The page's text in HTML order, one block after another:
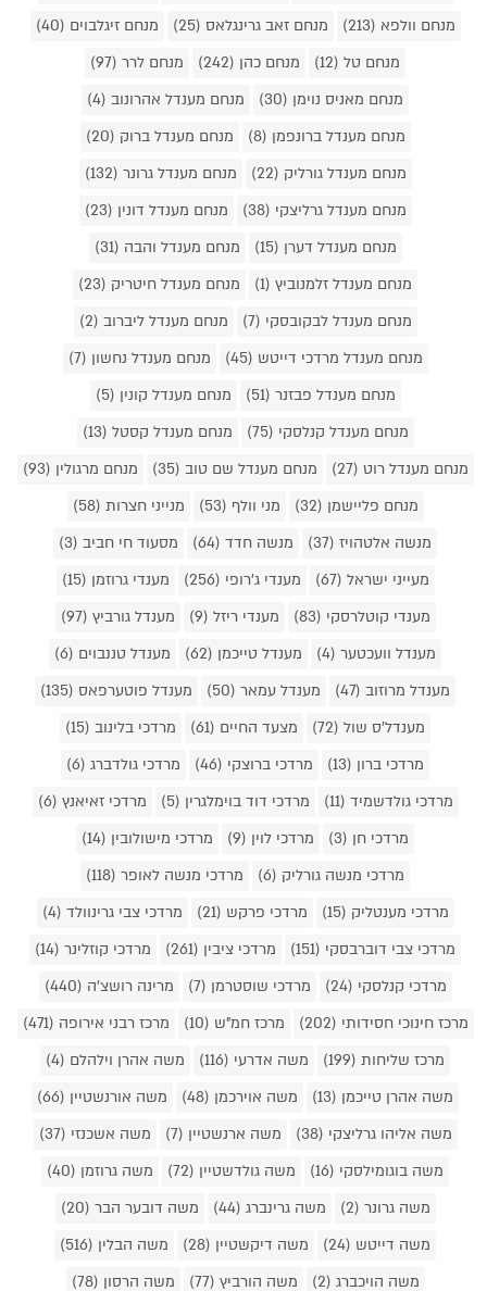
מנחם וולפא (213)
מנחם זאב גרינגלאס (25)
מנחם זיגלבוים (40)
מנחם טל (12)
מנחם כהן (242)
מנחם לרר (97)
מנחם מאניס נוימן (30)
מנחם מענדל אהרונוב (4)
מנחם מענדל ברונפמן (8)
מנחם מענדל ברוק (20)
מנחם מענדל גורליק (22)
מנחם מענדל גרונר (132)
מנחם מענדל גרליצקי (38)
מנחם מענדל דונין (23)
מנחם מענדל דערן (15)
מנחם מענדל והבה (31)
מנחם מענדל זלמנוביץ (1)
מנחם מענדל חיטריק (23)
מנחם מענדל לבקובסקי (7)
מנחם מענדל ליברוב (2)
מנחם מענדל מרדכי דייטש (45)
מנחם מענדל נחשון (7)
מנחם מענדל פבזנר (51)
מנחם מענדל קונין (5)
מנחם מענדל קנלסקי (75)
מנחם מענדל קסטל (13)
מנחם מענדל רוט (27)
מנחם מענדל שם טוב (35)
מנחם מרגולין (93)
מנחם פליישמן (32)
מני וולף (53)
מנייני חצרות (58)
מנשה אלטהויז (37)
מנשה חדד (64)
מסעוד חי חביב (3)
מעייני ישראל (67)
מענדי ג'רופי (256)
מענדי גרוזמן (15)
מענדי קוטלרסקי (83)
מענדי ריזל (9)
מענדל גורביץ (97)
מענדל וועכטער (4)
מענדל טייכמן (62)
מענדל טננבוים (6)
מענדל מרוזוב (47)
מענדל עמאר (50)
מענדל פוטערפאס (135)
מענדל'ס שול (72)
מצעד החיים (61)
מרדכי בלינוב (15)
מרדכי ברון (13)
מרדכי ברוצקי (46)
מרדכי גולדברג (6)
מרדכי גולדשמיד (11)
מרדכי דוד בוימלגרין (5)
מרדכי זאיאנץ (6)
מרדכי חן (3)
מרדכי לוין (9)
מרדכי מישולובין (14)
מרדכי מנשה גורליק (6)
מרדכי מנשה לאופר (118)
מרדכי מענטליק (15)
מרדכי פרקש (21)
מרדכי צבי גרינוולד (4)
מרדכי צבי דוברבסקי (151)
מרדכי ציבין (261)
מרדכי קוזלינר (14)
מרדכי קנלסקי (24)
מרדכי שוסטרמן (7)
מרינה רושצ'ה (440)
מרכז חינוכי חסידותי (202)
מרכז חמ"ש (10)
מרכז רבני אירופה (471)
מרכז שליחות (199)
משה אדרעי (116)
משה אהרן וילהלם (4)
משה אהרן טייכמן (13)
משה אוירכמן (48)
משה אורנשטיין (66)
משה אליהו גרליצקי (38)
משה ארנשטיין (7)
משה אשכנזי (37)
משה בוגומילסקי (16)
משה גולדשטיין (72)
משה גרוזמן (40)
משה גרונר (2)
משה גרינברג (44)
משה דובער הבר (20)
משה דייטש (24)
משה דיקשטיין (28)
משה הבלין (516)
משה הויכברג (2)
משה הורביץ (77) משה הרסון (78)